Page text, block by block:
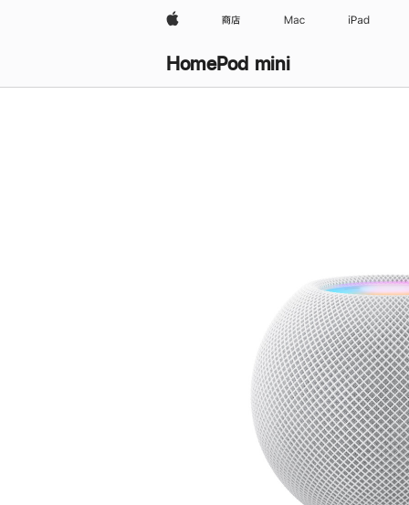
Apple 商店 Mac iPad
HomePod mini